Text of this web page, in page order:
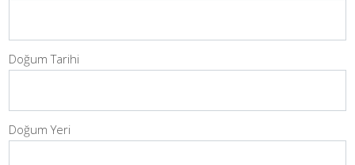
Doğum Tarihi
Doğum Yeri